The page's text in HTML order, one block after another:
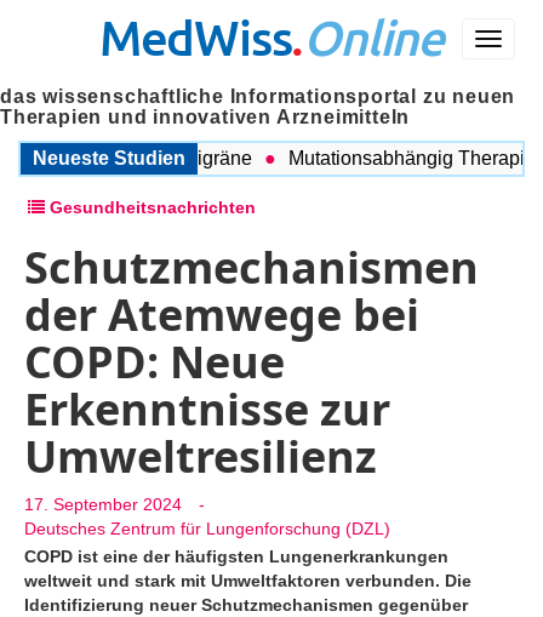
Menü
MedWiss.Online
das wissenschaftliche Informationsportal zu neuen
Therapien und innovativen Arzneimitteln
Neueste Studien
COPD und Migräne Mutationsabhängig Therapie
Gesundheitsnachrichten
Schutzmechanismen
der Atemwege bei
COPD: Neue
Erkenntnisse zur
Umweltresilienz
17. September 2024
-
Deutsches Zentrum für Lungenforschung (DZL)
COPD ist eine der häufigsten Lungenerkrankungen
weltweit und stark mit Umweltfaktoren verbunden. Die
Identifizierung neuer Schutzmechanismen gegenüber